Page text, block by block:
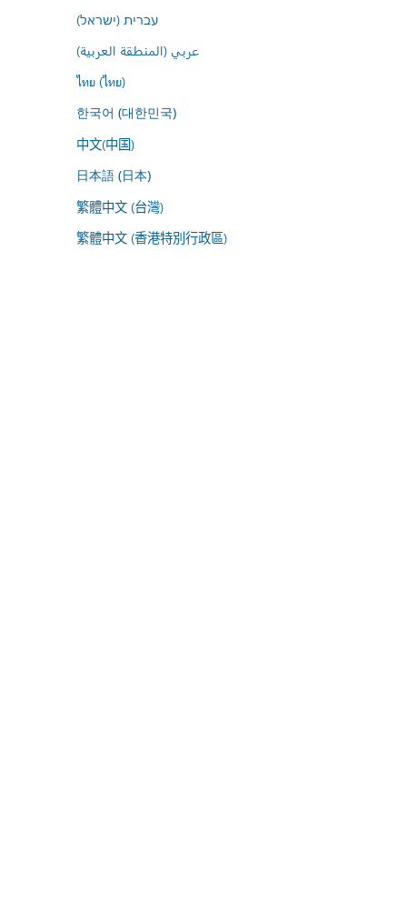
עברית (ישראל)
عربي (المنطقة العربية)
ไทย (ไทย)
한국어 (대한민국)
中文(中国)
日本語 (日本)
繁體中文 (台灣)
繁體中文 (香港特別行政區)